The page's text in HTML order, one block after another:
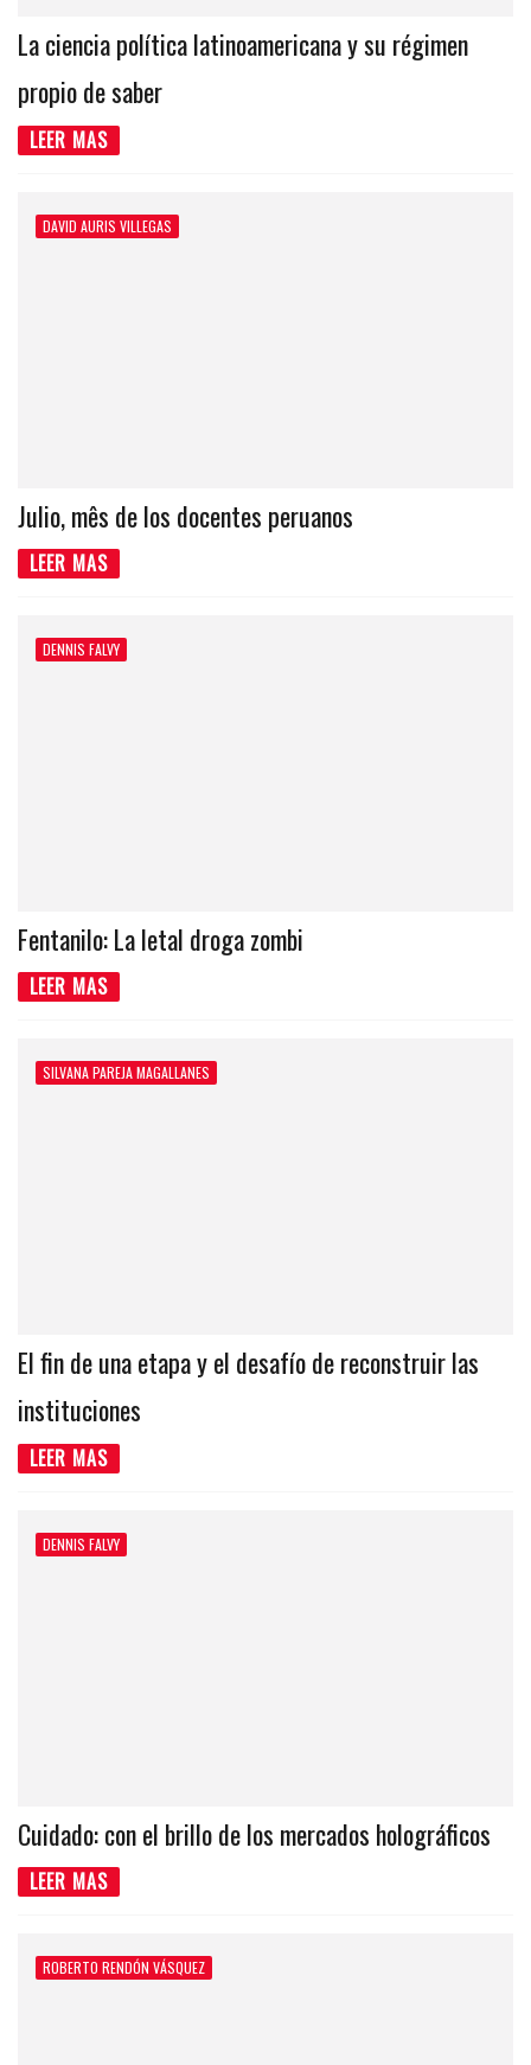
La ciencia política latinoamericana y su régimen
propio de saber
LEER MAS
DAVID AURIS VILLEGAS
Julio, mês de los docentes peruanos
LEER MAS
DENNIS FALVY
Fentanilo: La letal droga zombi
LEER MAS
SILVANA PAREJA MAGALLANES
El fin de una etapa y el desafío de reconstruir las
instituciones
LEER MAS
DENNIS FALVY
Cuidado: con el brillo de los mercados holográficos
LEER MAS
ROBERTO RENDÓN VÁSQUEZ